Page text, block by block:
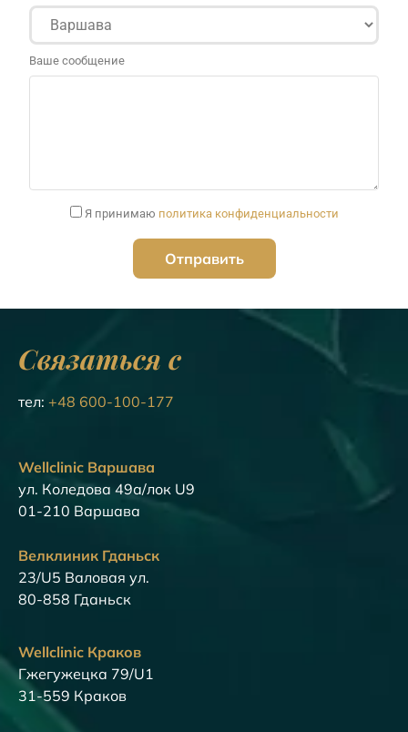
Ваше сообщение
Я принимаю политика конфиденциальности
Связаться с
тел: +48 600-100-177
Wellclinic Варшава
ул. Коледова 49а/лок U9
01-210 Варшава
Велклиник Гданьск
23/U5 Валовая ул.
80-858 Гданьск
Wellclinic Краков
Гжегужецка 79/U1
31-559 Краков